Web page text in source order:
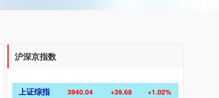
沪深京指数
上证综指 3940.04 +39.68 +1.02%